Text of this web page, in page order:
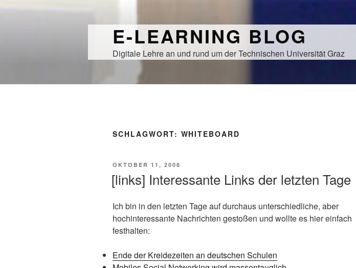
E-LEARNING BLOG
Digitale Lehre an und rund um der Technischen Universität Graz
SCHLAGWORT: WHITEBOARD
VERÖFFENTLICHT
OKTOBER 11, 2008
[links] Interessante Links der letzten Tage
Ich bin in den letzten Tage auf durchaus unterschiedliche, aber
hochinteressante Nachrichten gestoßen und wollte es hier einfach
festhalten:
Ende der Kreidezeiten an deutschen Schulen